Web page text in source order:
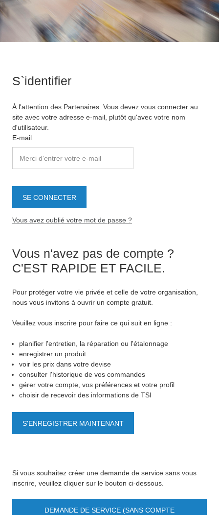
S`identifier
À l'attention des Partenaires. Vous devez vous connecter au
site avec votre adresse e-mail, plutôt qu'avec votre nom
d'utilisateur.
E-mail
Vous avez oublié votre mot de passe ?
Vous n'avez pas de compte ?
C'EST RAPIDE ET FACILE.
Pour protéger votre vie privée et celle de votre organisation,
nous vous invitons à ouvrir un compte gratuit.
Veuillez vous inscrire pour faire ce qui suit en ligne :
planifier l'entretien, la réparation ou l'étalonnage
enregistrer un produit
voir les prix dans votre devise
consulter l'historique de vos commandes
gérer votre compte, vos préférences et votre profil
choisir de recevoir des informations de TSI
S'ENREGISTRER MAINTENANT
Si vous souhaitez créer une demande de service sans vous
inscrire, veuillez cliquer sur le bouton ci-dessous.
DEMANDE DE SERVICE (SANS COMPTE